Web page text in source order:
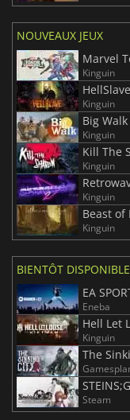
NOUVEAUX JEUX
Marvel
Kinguin
Kinguin
Big Walk
Kinguin
Kill The
Kinguin
Kinguin
Beast of
Kinguin
BIENTÔT DISPONIBLE
EA
Eneba
Hell Let
Kinguin
The
Steam